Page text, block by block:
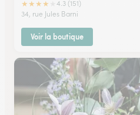
★★★★
4.3 (151)
34, rue Jules Barni
Voir la boutique